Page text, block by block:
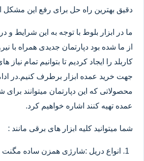
دقیق بهترین راه حل برای رفع این
ما در ابزار بلوط با توجه به این شرایط
از ما شده بود دپارتمان جدیدی همراه با
کاربلد را ایجاد کردیم تا بتوانیم تمام نیاز
جهت خرید عمده ابزار برطرف کنیم.در
محصولاتی که این دپارتمان میتوانند
عمده تهیه کنند اشاره خواهیم کرد.
شما میتوانید کلیه ابزار های برقی مانند :
انواع دریل :شارژی همزن ساده